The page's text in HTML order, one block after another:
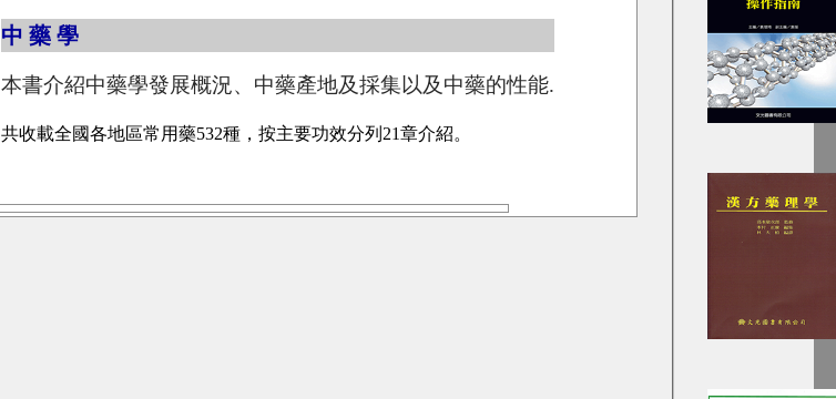
中 藥 學
本書介紹中藥學發展概況、中藥產地及採集以及中藥的性能.
共收載全國各地區常用藥532種，按主要功效分列21章介紹。